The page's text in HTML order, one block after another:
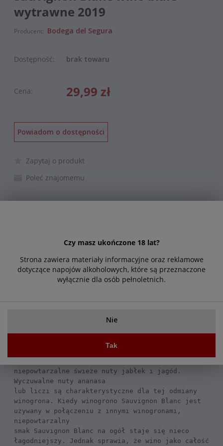
Czy masz ukończone 18 lat?
Strona zawiera materiały informacyjne oraz reklamowe
dotyczące napojów alkoholowych, które są przeznaczone
wyłącznie dla osób pełnoletnich.
Nie
Tak
wytrawne 2019
Producent: Bodega del Segura
Dostępność: brak towaru
Cena: 29,99 zł
Powiadom o dostępności
Zapytaj o produkt
Poleć znajomemu
Amalinda Sauvignon Blanc. Odmiany winogron:
Winogrono Sauvignon Blanc to jedna z
najpopularniejszych i najbardziej znanych odmian
południowo-zachodniej Francji. Winogrono to można
niepowtarzalne świeże nuty jabłek i jagód.
Wyczuwalne nuty ananasa
lub liczi są charakterystyczne dla tej odmiany
winogrona. Kiedy winogrono Sauvignon Blanc jest
używany w połączeniu z innymi winogronami,
niepowtarzalny
smak Sauvignon Blanc na ogół staje się nieco
łagodniejszy. Jednak sprawia, że wino jako całość